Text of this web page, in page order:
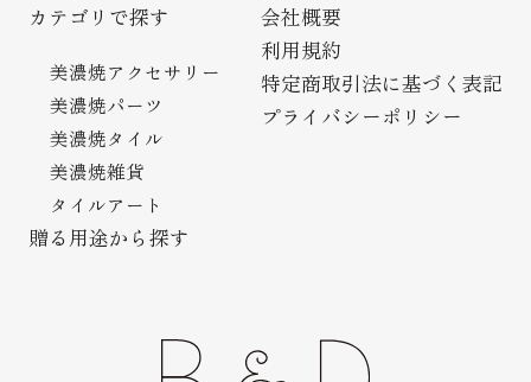
カテゴリで探す
美濃焼アクセサリー
美濃焼パーツ
美濃焼タイル
美濃焼雑貨
タイルアート
贈る用途から探す
会社概要
利用規約
特定商取引法に基づく表記
プライバシーポリシー